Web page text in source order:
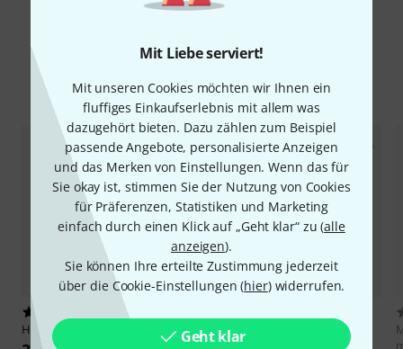
Mit Liebe serviert!
Mit unseren Cookies möchten wir Ihnen ein
fluffiges Einkaufserlebnis mit allem was
dazugehört bieten. Dazu zählen zum Beispiel
passende Angebote, personalisierte Anzeigen
und das Merken von Einstellungen. Wenn das für
Sie okay ist, stimmen Sie der Nutzung von Cookies
für Präferenzen, Statistiken und Marketing
einfach durch einen Klick auf „Geht klar“ zu (alle
anzeigen).
Sie können Ihre erteilte Zustimmung jederzeit
über die Cookie-Einstellungen (hier) widerrufen.
Geht klar
Alle Bewertungen lesen
Alternativen vergleichen
HK Audio Millenium
Blue Wheel Bundle